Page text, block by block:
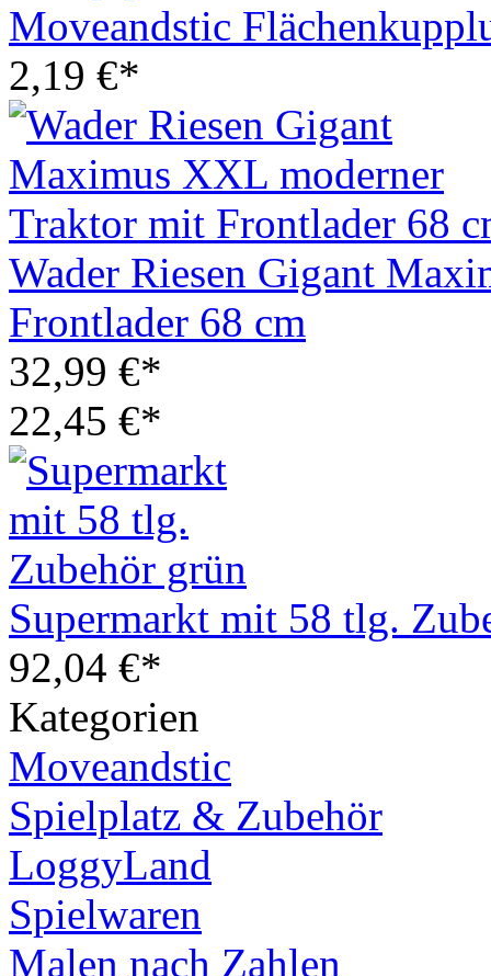
Moveandstic
2,19 €*
Wader Riesen Gigant
Frontlader 68 cm
32,99 €*
22,45 €*
Supermarkt mit 58 tlg.
92,04 €*
Kategorien
Moveandstic
Spielplatz & Zubehör
LoggyLand
Spielwaren
Malen nach Zahlen